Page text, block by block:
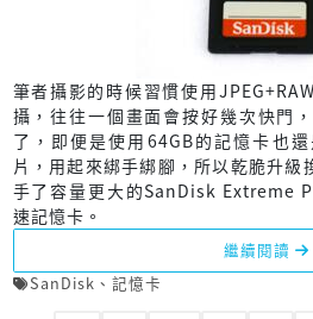
筆者攝影的時候習慣使用
攝，往往一個畫面會按好幾次快門
了，即便是使用64GB的記憶卡也
片，用起來綁手綁腳，所以乾脆升級
手了容量更大的SanDisk Extreme
速記憶卡。
繼續閱讀
SanDisk 、 記憶卡